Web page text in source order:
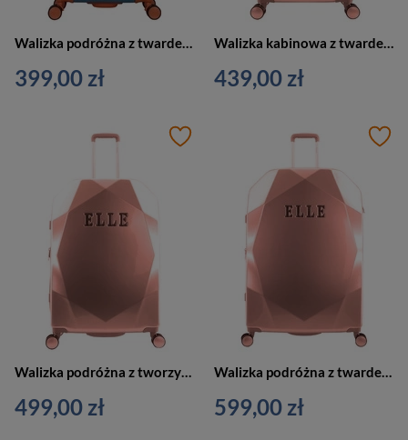
399,00 zł 439,00 zł
Walizka podróżna z tworzywa damska ELLE Diamond średnia różowa
499,00 zł
Walizka podróżna z twardego materiału damska ELLE Diamond duża na 4 kółkch różowa
599,00 zł